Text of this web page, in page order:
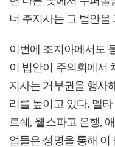
너 주지사는 그 법안을
이번에 조지아에서도
이 법안이 주의회에서
지사는 거부권을 행사
리를 높이고 있다. 델
르쉐, 웰스파고 은행,
업들은 성명을 통해